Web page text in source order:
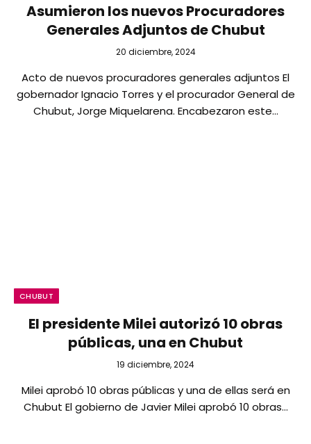
Asumieron los nuevos Procuradores
Generales Adjuntos de Chubut
20 diciembre, 2024
Acto de nuevos procuradores generales adjuntos El
gobernador Ignacio Torres y el procurador General de
Chubut, Jorge Miquelarena. Encabezaron este…
CHUBUT
El presidente Milei autorizó 10 obras
públicas, una en Chubut
19 diciembre, 2024
Milei aprobó 10 obras públicas y una de ellas será en
Chubut El gobierno de Javier Milei aprobó 10 obras…